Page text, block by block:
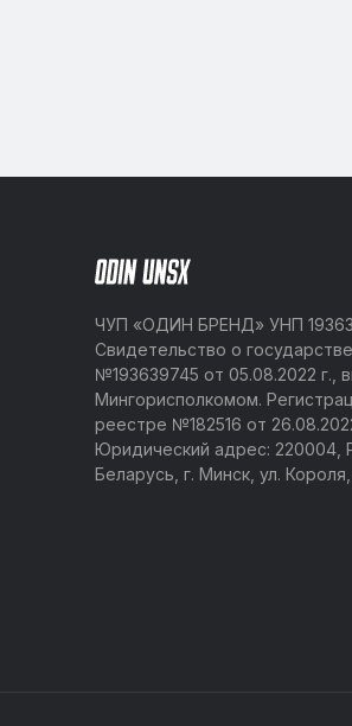
ЧУП «ОДИН БРЕНД» УНП
Свидетельство о
№193639745 от 05.08.2022 г.,
Мингорисполкомом.
реестре №182516 от
Юридический адрес: 220004,
Беларусь, г. Минск, ул.